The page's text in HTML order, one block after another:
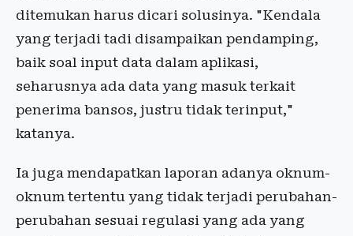
ditemukan harus dicari solusinya. "Kendala
yang terjadi tadi disampaikan pendamping,
baik soal input data dalam aplikasi,
seharusnya ada data yang masuk terkait
penerima bansos, justru tidak terinput,"
katanya.
Ia juga mendapatkan laporan adanya oknum-
oknum tertentu yang tidak terjadi perubahan-
perubahan sesuai regulasi yang ada yang